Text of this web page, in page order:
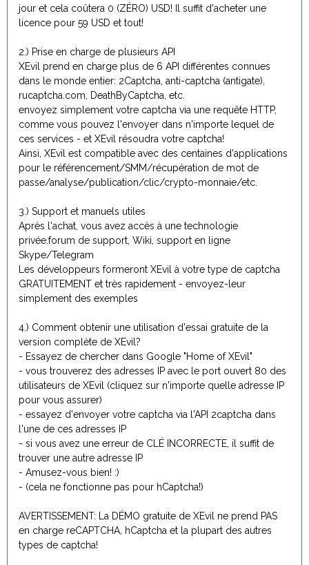
jour et cela coûtera 0 (ZÉRO) USD! Il suffit d'acheter une
licence pour 59 USD et tout!
2.) Prise en charge de plusieurs API
XEvil prend en charge plus de 6 API différentes connues
dans le monde entier: 2Captcha, anti-captcha (antigate),
rucaptcha.com, DeathByCaptcha, etc.
envoyez simplement votre captcha via une requête HTTP,
comme vous pouvez l'envoyer dans n'importe lequel de
ces services - et XEvil résoudra votre captcha!
Ainsi, XEvil est compatible avec des centaines d'applications
pour le référencement/SMM/récupération de mot de
passe/analyse/publication/clic/crypto-monnaie/etc.
3.) Support et manuels utiles
Après l'achat, vous avez accès à une technologie
privée.forum de support, Wiki, support en ligne
Skype/Telegram
Les développeurs formeront XEvil à votre type de captcha
GRATUITEMENT et très rapidement - envoyez-leur
simplement des exemples
4.) Comment obtenir une utilisation d'essai gratuite de la
version complète de XEvil?
- Essayez de chercher dans Google "Home of XEvil"
- vous trouverez des adresses IP avec le port ouvert 80 des
utilisateurs de XEvil (cliquez sur n'importe quelle adresse IP
pour vous assurer)
- essayez d'envoyer votre captcha via l'API 2captcha dans
l'une de ces adresses IP
- si vous avez une erreur de CLÉ INCORRECTE, il suffit de
trouver une autre adresse IP
- Amusez-vous bien! :)
- (cela ne fonctionne pas pour hCaptcha!)
AVERTISSEMENT: La DÉMO gratuite de XEvil ne prend PAS
en charge reCAPTCHA, hCaptcha et la plupart des autres
types de captcha!